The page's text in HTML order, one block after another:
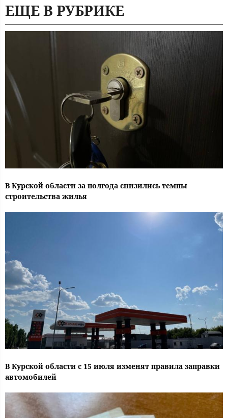
ЕЩЕ В РУБРИКЕ
В Курской области за полгода снизились темпы
строительства жилья
В Курской области с 15 июля изменят правила заправки
автомобилей